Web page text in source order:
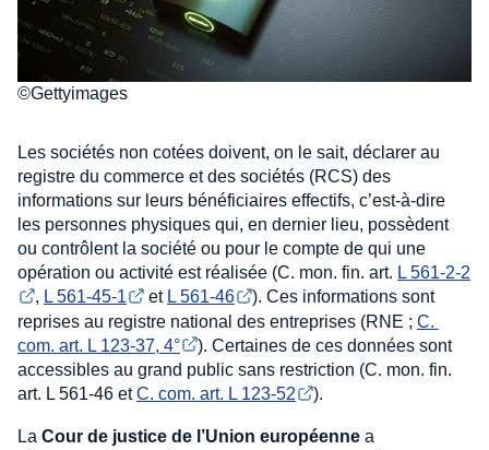
©Gettyimages
Les sociétés non cotées doivent, on le sait, déclarer au
registre du commerce et des sociétés (RCS) des
informations sur leurs bénéficiaires effectifs, c’est-à-dire
les personnes physiques qui, en dernier lieu, possèdent
ou contrôlent la société ou pour le compte de qui une
opération ou activité est réalisée (C. mon. fin. art. L 561-2-2
, L 561-45-1 et L 561-46
). Ces informations sont
reprises au registre national des entreprises (RNE ; C.
com. art. L 123-37, 4°
). Certaines de ces données sont
accessibles au grand public sans restriction (C. mon. fin.
art. L 561-46 etC. com. art. L 123-52 ).
La Cour de justice de l’Union européenne a